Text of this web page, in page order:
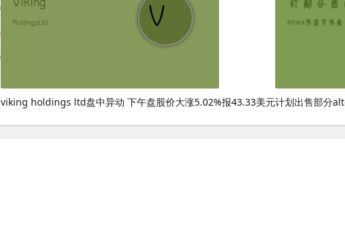
viking holdings ltd盘中异动 下午盘股价大涨5.02%报43.33美元计划出售部分